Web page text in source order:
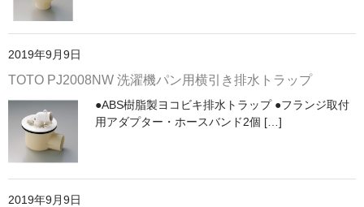
お買い物ガイド
2019年9月9日
TOTO PJ2008NW 洗濯機パン用横引き排水トラップ
●ABS樹脂製ヨコビキ排水トラップ ●フランジ取付
用アダプター・ホースバンド2個 […]
2019年9月9日